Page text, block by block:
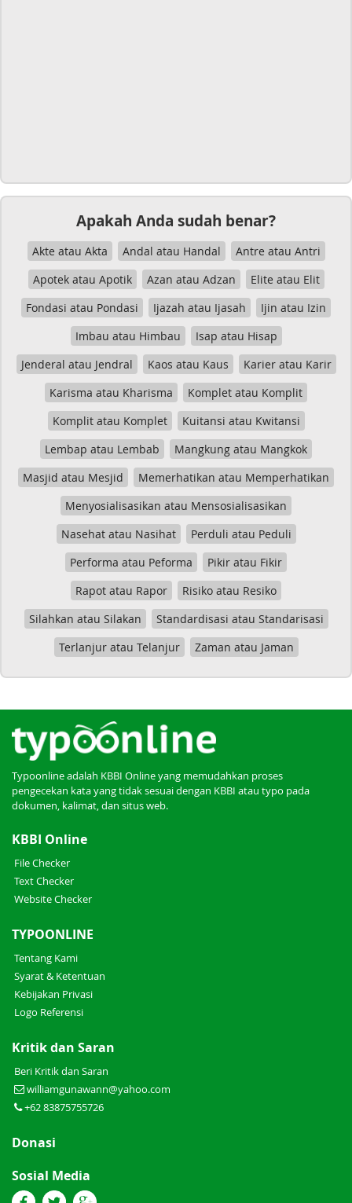
Apakah Anda sudah benar?
Akte atau Akta Andal atau Handal
Antre atau Antri
Apotek atau Apotik
Azan atau Adzan
Elite atau Elit
Fondasi atau Pondasi
Ijazah atau Ijasah
Ijin atau Izin
Imbau atau Himbau
Isap atau Hisap
Jenderal atau Jendral
Kaos atau Kaus
Karier atau Karir
Karisma atau Kharisma
Komplet atau Komplit
Komplit atau Komplet
Kuitansi atau Kwitansi
Lembap atau Lembab
Mangkung atau Mangkok
Masjid atau Mesjid
Memerhatikan atau Memperhatikan
Menyosialisasikan atau Mensosialisasikan
Nasehat atau Nasihat
Perduli atau Peduli
Performa atau Peforma
Pikir atau Fikir
Rapot atau Rapor
Risiko atau Resiko
Silahkan atau Silakan
Standardisasi atau Standarisasi
Terlanjur atau Telanjur
Zaman atau Jaman
Typoonline adalah KBBI Online yang memudahkan proses
pengecekan kata yang tidak sesuai dengan KBBI atau typo pada
dokumen, kalimat, dan situs web.
KBBI Online
File Checker
Text Checker
Website Checker
TYPOONLINE
Tentang Kami
Syarat & Ketentuan
Kebijakan Privasi
Logo Referensi
Kritik dan Saran
Beri Kritik dan Saran
williamgunawann@yahoo.com
+62 83875755726
Donasi
Sosial Media